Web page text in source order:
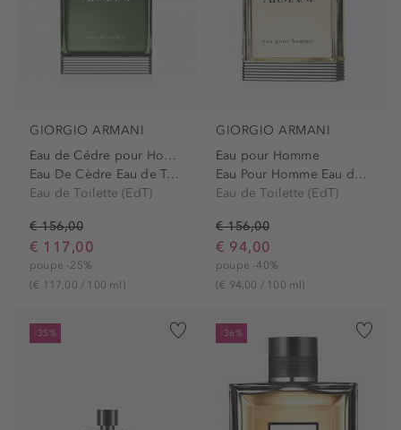
GIORGIO ARMANI
Eau de Cédre pour Homme
Eau De Cèdre Eau de Toilette
Eau de Toilette (EdT)
€ 156,00
€ 117,00
poupe -25%
(€ 117,00 / 100 ml)
GIORGIO ARMANI
Eau pour Homme
Eau Pour Homme Eau de Toilette
Eau de Toilette (EdT)
€ 156,00
€ 94,00
poupe -40%
(€ 94,00 / 100 ml)
-35% -36%